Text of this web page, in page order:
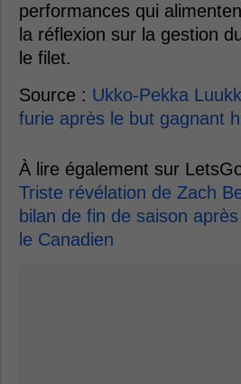
performances qui
la réflexion sur la gestion
le filet.
Source : Ukko-Pekka
furie après le but gagnant
À lire également sur
Triste révélation de Zach
bilan de fin de saison
le Canadien